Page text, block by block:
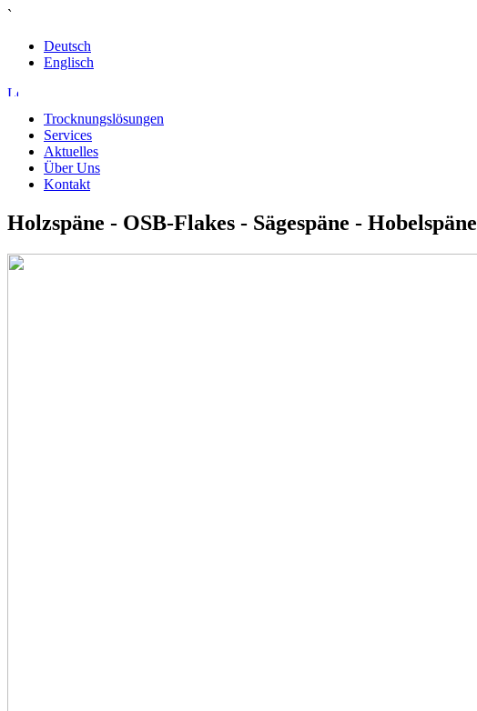
`
Deutsch
Englisch
Trocknungslösungen
Services
Aktuelles
Über Uns
Kontakt
Holzspäne - OSB-Flakes - Sägespäne - Hobelspäne